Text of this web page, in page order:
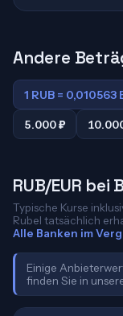
Andere
1 RUB = 0,010563
5.000 ₽
RUB/EUR bei
Typische Kurse
Rubel tatsächlich
Alle Banken im
Einige
finden Sie in